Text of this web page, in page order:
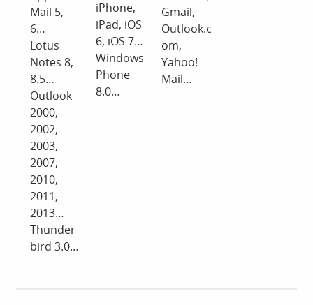
Mail 5,
6…
Lotus
Notes 8,
8.5…
Outlook
2000,
2002,
2003,
2007,
2010,
2011,
2013…
Thunder
bird 3.0…
iPhone,
iPad, iOS
6, iOS 7…
Windows
Phone
8.0…
Gmail,
Outlook.c
om,
Yahoo!
Mail…